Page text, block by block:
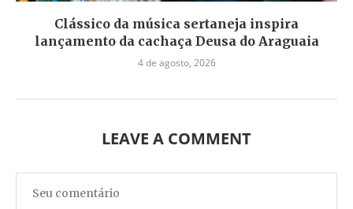
Clássico da música sertaneja inspira
lançamento da cachaça Deusa do Araguaia
4 de agosto, 2026
LEAVE A COMMENT